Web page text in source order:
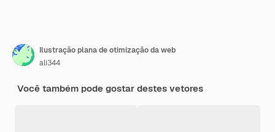
Ilustração plana de otimização da web
ali344
Você também pode gostar destes vetores